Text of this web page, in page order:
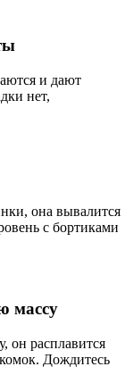
и дают
нет,
она вывалится
с бортиками
массу
он расплавится
Дождитесь